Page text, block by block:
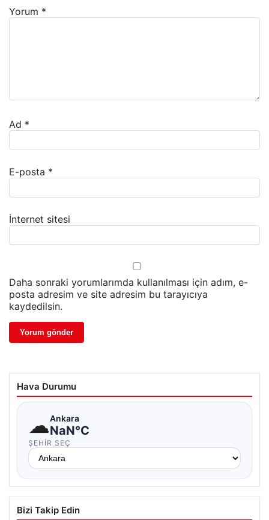
Yorum *
Ad *
E-posta *
İnternet sitesi
Daha sonraki yorumlarımda kullanılması için adım, e-
posta adresim ve site adresim bu tarayıcıya
kaydedilsin.
Hava Durumu
☁Ankara
NaN°C
ŞEHIR SEÇ
Bizi Takip Edin